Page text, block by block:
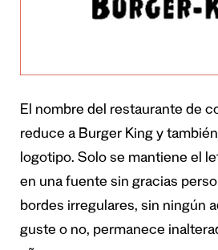
El nombre del restaurante de
reduce a Burger King y
logotipo. Solo se mantiene el
en una fuente sin gracias
bordes irregulares, sin ningún
guste o no, permanece